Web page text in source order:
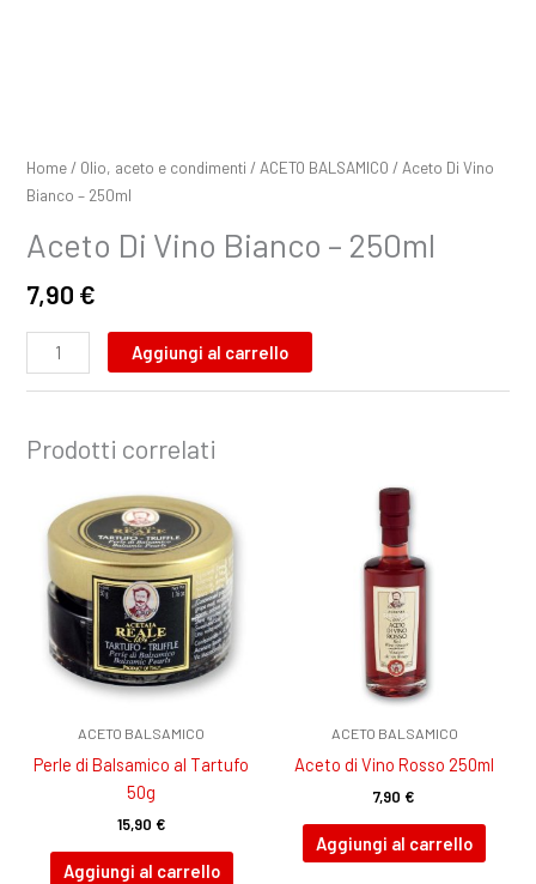
Home / Olio, aceto e condimenti / ACETO BALSAMICO / Aceto Di Vino
Bianco – 250ml
Aceto Di Vino Bianco – 250ml
7,90 €
Aggiungi al carrello
Prodotti correlati
ACETO BALSAMICO
Perle di Balsamico al Tartufo
50g
15,90 €
Aggiungi al carrello
ACETO BALSAMICO
Aceto di Vino Rosso 250ml
7,90 €
Aggiungi al carrello